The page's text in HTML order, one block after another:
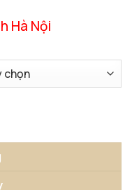
Hà Nội